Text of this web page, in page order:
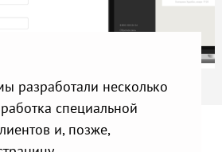
разработали несколько
специальной
и, позже,